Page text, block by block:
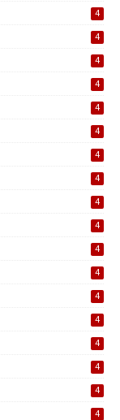
4
4
4
4
4
4
4
4
4
4
4
4
4
4
4
4
4
4